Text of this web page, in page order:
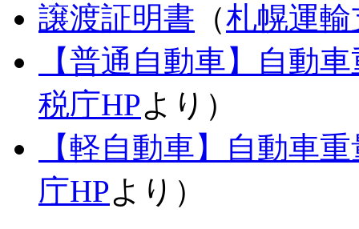
譲渡証明書 （札幌運輸
【普通自動車】自動
税庁HPより）
【軽自動車】自動車
庁HPより）